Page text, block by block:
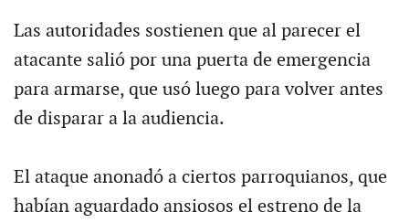
Las autoridades sostienen que al parecer el
atacante salió por una puerta de emergencia
para armarse, que usó luego para volver antes
de disparar a la audiencia.
El ataque anonadó a ciertos parroquianos, que
habían aguardado ansiosos el estreno de la